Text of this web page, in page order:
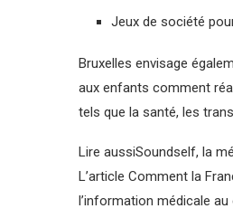
Jeux de société
Bruxelles envisage
aux enfants comment
tels que la santé, les
Lire aussiSoundself, la
L’article Comment la
l’information médicale